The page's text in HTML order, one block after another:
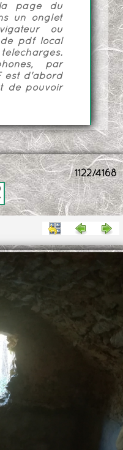
page du
un onglet
ou
pdf local
par
est d'abord
de pouvoir
1122/4168